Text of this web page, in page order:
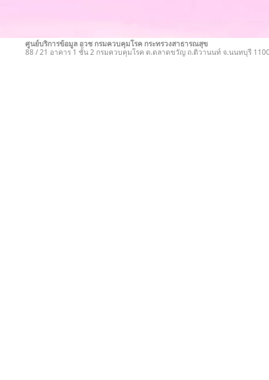
ศูนย์บริการข้อมูล อวช กรมควบคุมโรค กระทรวงสาธารณสุข
88 / 21 อาคาร 1 ชั้น 2 กรมควบคุมโรค ต.ตลาดขวัญ ถ.ติวานนท์ จ.นนทบุรี